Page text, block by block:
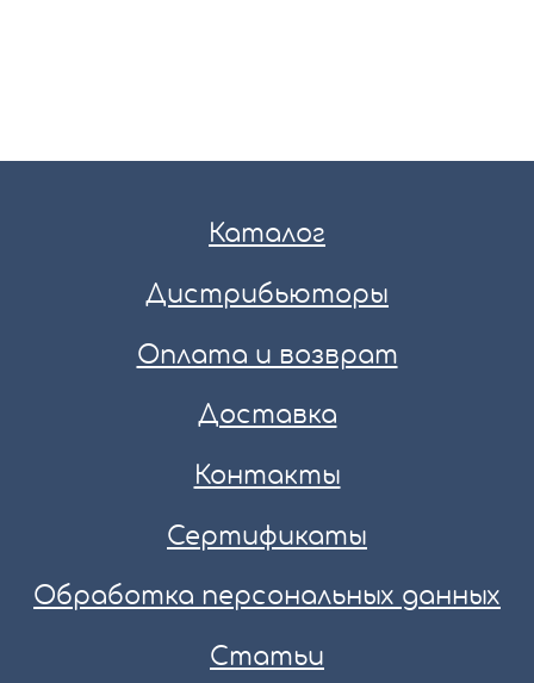
Каталог
Дистрибьюторы
Оплата и возврат
Доставка
Контакты
Сертификаты
Обработка персональных данных
Статьи